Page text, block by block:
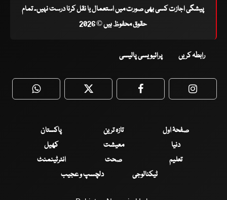
پیشگی اجازت کسی بھی صورت میں استعمال یا نقل کرنا درست نہیں۔ تمام
حقوق محفوظ ہیں © 2026
رابطہ کریں پرائیویسی پالیسی
WhatsApp Twitter Facebook
صفحۂ اول تازہ ترین
پاکستان
دنیا
معیشت
کھیل
تعلیم
صحت
انٹرٹینمنٹ
ٹیکنالوجی
دلچسپ و عجیب